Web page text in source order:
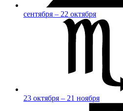
сентября – 22 октября
23 октября – 21 ноября